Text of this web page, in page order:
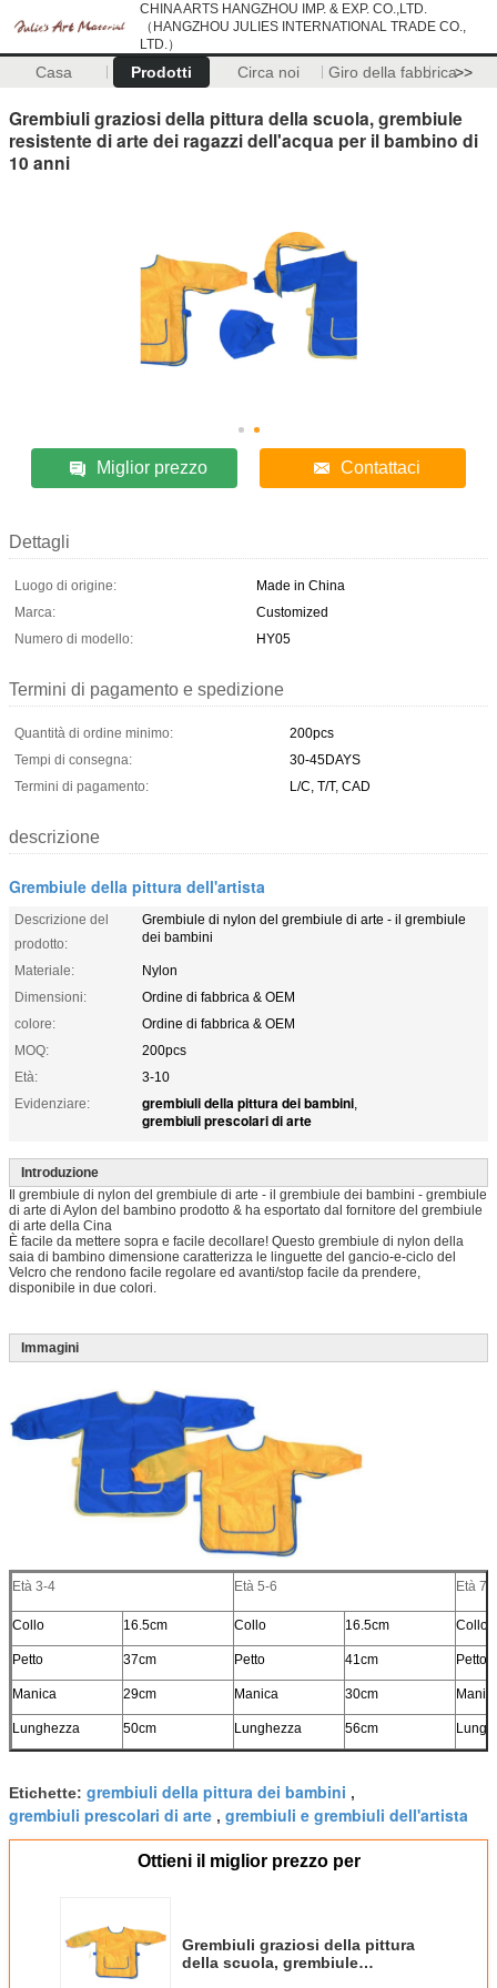
CHINA ARTS HANGZHOU IMP. & EXP. CO.,LTD.
（HANGZHOU JULIES INTERNATIONAL TRADE CO.,
LTD.）
Casa Prodotti Circa noi Giro della fabbrica>>
Grembiuli graziosi della pittura della scuola, grembiule
resistente di arte dei ragazzi dell'acqua per il bambino di
10 anni
Miglior prezzo Contattaci
Dettagli
Luogo di origine:
Made in China
Marca:
Customized
Numero di modello:
HY05
Termini di pagamento e spedizione
Quantità di ordine minimo:
200pcs
Tempi di consegna:
30-45DAYS
Termini di pagamento:
L/C, T/T, CAD
descrizione
Grembiule della pittura dell'artista
Descrizione del
prodotto:
Grembiule di nylon del grembiule di arte - il grembiule
dei bambini
Materiale:
Nylon
Dimensioni:
Ordine di fabbrica & OEM
colore:
Ordine di fabbrica & OEM
MOQ:
200pcs
Età:
3-10
Evidenziare:
grembiuli della pittura dei bambini,
grembiuli prescolari di arte
Introduzione
Il grembiule di nylon del grembiule di arte - il grembiule dei bambini - grembiule
di arte di Aylon del bambino prodotto & ha esportato dal fornitore del grembiule
di arte della Cina
È facile da mettere sopra e facile decollare! Questo grembiule di nylon della
saia di bambino dimensione caratterizza le linguette del gancio-e-ciclo del
Velcro che rendono facile regolare ed avanti/stop facile da prendere,
disponibile in due colori.
Immagini
Età 3-4 Età 5-6 Età 7-
Collo 16.5cm Collo 16.5cm Collo
Petto 37cm Petto 41cm Petto
Manica 29cm Manica 30cm
Lunghezza 50cm Lunghezza 56cm
Etichette: grembiuli della pittura dei bambini ,
grembiuli prescolari di arte , grembiuli e grembiuli dell'artista
Ottieni il miglior prezzo per
Grembiuli graziosi della pittura
della scuola, grembiule